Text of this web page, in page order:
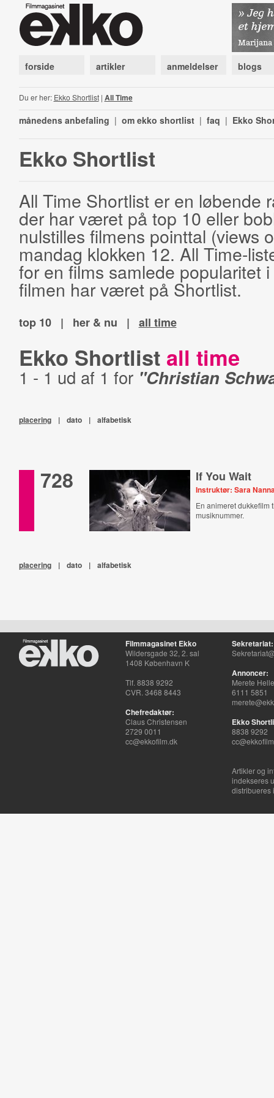
forside artikler anmeldelser blogs
Du er her: Ekko Shortlist| All Time
månedens anbefaling | om ekko shortlist | faq | Ekko
Ekko Shortlist
All Time Shortlist er en løbende
der har været på top 10 eller
nulstilles filmens pointtal (views
mandag klokken 12. All Time-
for en films samlede popularitet
filmen har været på Shortlist.
top 10 | her & nu | all time
Ekko Shortlist all time
1 - 1 ud af 1 for "Christian
placering | dato | alfabetisk
728 If You Wait
Instruktør: Sara
En animeret dukkefilm
musiknummer.
placering | dato | alfabetisk
Filmmagasinet Ekko
Wildersgade 32, 2. sal
1408 København K
Tlf. 8838 9292
CVR. 3468 8443
Chefredaktør:
Claus Christensen
2729 0011
cc@ekkofilm.dk
Sekretariat:
Annoncer:
Merete
6111 5851
Ekko
8838 9292
Artikler og
indekseres
distribueres